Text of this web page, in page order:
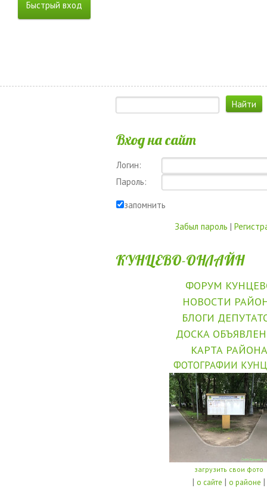
Вход на сайт
Логин:
Пароль:
запомнить
Забыл пароль |
КУНЦЕВО-ОНЛАЙН
ФОРУМ
НОВОСТИ
БЛОГИ
ДОСКА
КАРТА РАЙОНА
ФОТОГРАФИИ
загрузить свои фото
| о сайте | о районе |